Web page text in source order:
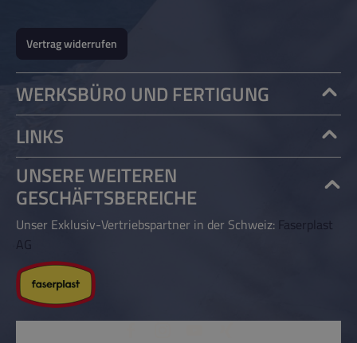
Vertrag widerrufen
WERKSBÜRO UND FERTIGUNG
LINKS
UNSERE WEITEREN
GESCHÄFTSBEREICHE
Unser Exklusiv-Vertriebspartner in der Schweiz: Faserplast
AG